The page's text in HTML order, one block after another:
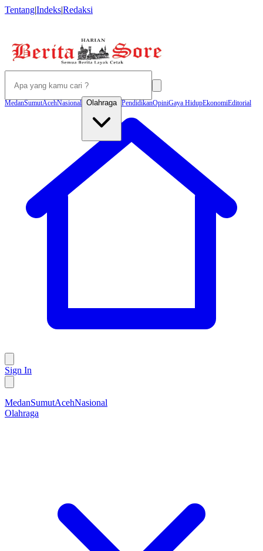
Tentang|Indeks|Redaksi
MedanSumutAcehNasional Olahraga PendidikanOpiniGaya HidupEkonomiEditorial
Sign In
MedanSumutAcehNasional
Olahraga